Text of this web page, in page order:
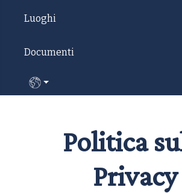
Luoghi
Documenti
Seleziona la tua lingua
Politica
Privacy